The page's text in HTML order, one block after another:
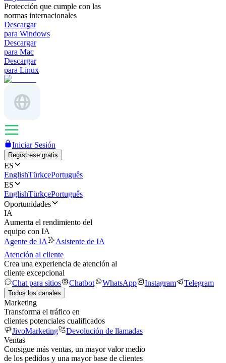
Protección que cumple con las
normas internacionales
Descargar
para Windows
Descargar
para Mac
Descargar
para Linux
Iniciar Sesión
Regístrese gratis
ES
EnglishTürkçePortuguês
ES
EnglishTürkçePortuguês
Oportunidades
IA
Aumenta el rendimiento del
equipo con IA
Agente de IA
Asistente de IA
Atención al cliente
Crea una experiencia de atención al
cliente excepcional
Chat para sitios
Chatbot WhatsApp Instagram Telegram
Todos los canales
Marketing
Transforma el tráfico en
clientes potenciales cualificados
JivoMarketing
Devolución de llamadas
Ventas
Consigue más ventas, un mayor valor medio
de los pedidos y una mayor base de clientes